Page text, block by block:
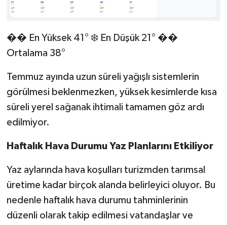
�� En Yüksek 41° ❄️ En Düşük 21° ��
Ortalama 38°
Temmuz ayında uzun süreli yağışlı sistemlerin
görülmesi beklenmezken, yüksek kesimlerde kısa
süreli yerel sağanak ihtimali tamamen göz ardı
edilmiyor.
Haftalık Hava Durumu Yaz Planlarını Etkiliyor
Yaz aylarında hava koşulları turizmden tarımsal
üretime kadar birçok alanda belirleyici oluyor. Bu
nedenle haftalık hava durumu tahminlerinin
düzenli olarak takip edilmesi vatandaşlar ve